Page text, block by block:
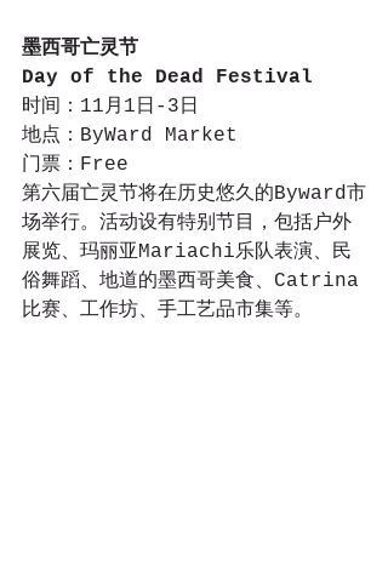
墨西哥亡灵节
Day of the Dead Festival
时间：11月1日-3日
地点：ByWard Market
门票：Free
第六届亡灵节将在历史悠久的Byward市
场举行。活动设有特别节目，包括户外
展览、玛丽亚Mariachi乐队表演、民
俗舞蹈、地道的墨西哥美食、Catrina
比赛、工作坊、手工艺品市集等。